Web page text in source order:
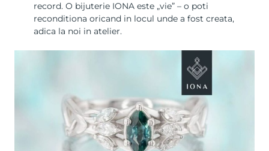
record. O bijuterie IONA este „vie” – o poti
reconditiona oricand in locul unde a fost creata,
adica la noi in atelier.